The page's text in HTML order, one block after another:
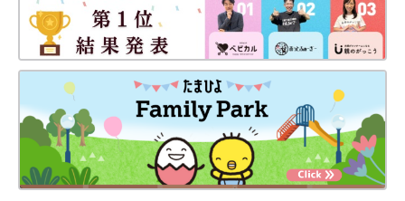
す。
くぅちゃん